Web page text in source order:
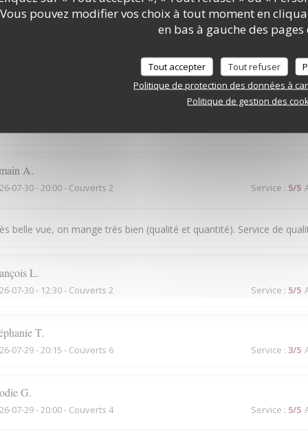
Vous pouvez modifier vos choix à tout moment en
en bas à gauche des pages
Tout accepter Tout refuser
Politique de protection des données à
Politique de gestion des
cuisine mais service médiocre
Service: 5 /5
A
07-30- 20:00 - Couverts 2 Service : 5/5
belle vue, on mange très bien (qualité et quantité). Service de
L
07-30- 12:30 - Couverts 2 Service : 5/5
T
07-29- 20:15 - Couverts 6 Service : 3/5
G
07-29- 20:00 - Couverts 4 Service : 5/5